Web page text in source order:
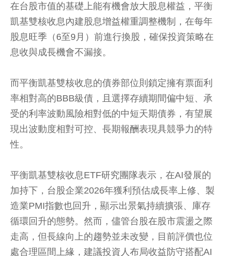
在台股市值的基礎上能有機會放大股息權益，平衡
凱基雙核收息內建股息增益權重調整機制，在每年
股息旺季（6至9月）前進行換股，確保投資策略在
息收與成長機會不漏接。
而平衡凱基雙核收息的債券部位則鎖定擁有票面利
率相對高的BBB級債，且選擇存續期間偏中短、承
受的利率波動風險相對低的中短天期債券，有望展
現出波動度相對可控、長期報酬表現具競爭力的特
性。
平衡凱基雙核收息ETF研究團隊表示，在AI發展的
加持下，台股企業2026年獲利預估成長率上修、製
造業PMI指數也回升，顯示出景氣持續擴張、庫存
循環回升的態勢。然而，儘管台股在股市震盪之際
走高，但長線向上的趨勢並未改變，目前評價也位
處合理區間上緣，建議投資人布局收益防守搭配AI